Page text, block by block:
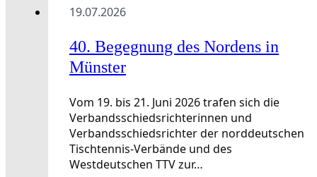
19.07.2026
40. Begegnung des Nordens in
Münster
Vom 19. bis 21. Juni 2026 trafen sich die
Verbandsschiedsrichterinnen und
Verbandsschiedsrichter der norddeutschen
Tischtennis-Verbände und des
Westdeutschen TTV zur…